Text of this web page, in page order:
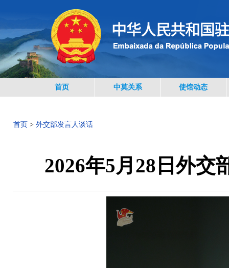
首页 中莫关系 使馆动态
首页 > 外交部发言人谈话
2026年5月28日外交